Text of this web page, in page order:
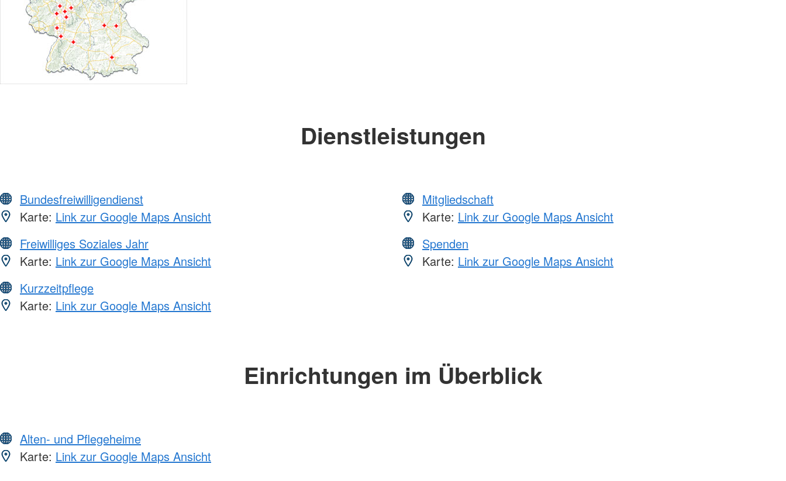
Dienstleistungen
Bundesfreiwilligendienst
Karte: Link zur Google Maps Ansicht
Freiwilliges Soziales Jahr
Karte: Link zur Google Maps Ansicht
Kurzzeitpflege
Karte: Link zur Google Maps Ansicht
Mitgliedschaft
Karte: Link zur Google Maps Ansicht
Spenden
Karte: Link zur Google Maps Ansicht
Einrichtungen im Überblick
Alten- und Pflegeheime
Karte: Link zur Google Maps Ansicht